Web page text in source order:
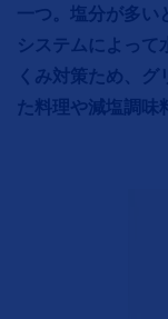
一つ。塩分が多い
システムによっ
くみ対策ため、
た料理や減塩調味